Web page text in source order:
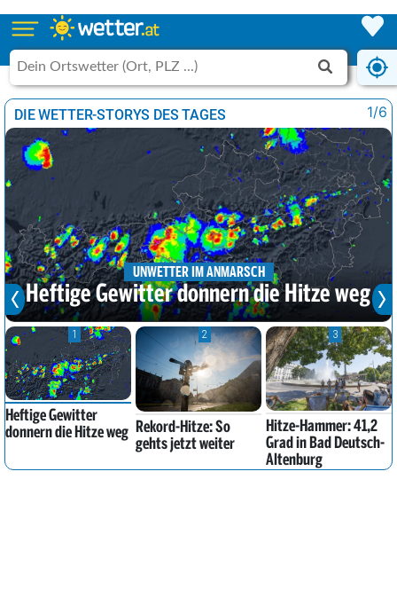
DIE WETTER-STORYS DES TAGES
UNWETTER IM ANMARSCH
Heftige Gewitter donnern die Hitze weg
1
Heftige Gewitter
donnern die Hitze weg
2
Rekord-Hitze: So
gehts jetzt weiter
3
Hitze-Hammer: 41,2
Grad in Bad Deutsch-
Altenburg
1/6